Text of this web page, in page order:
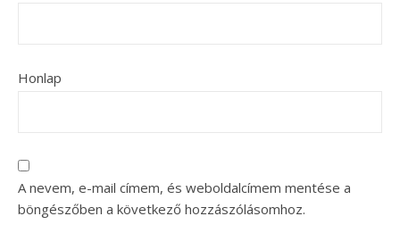
Honlap
A nevem, e-mail címem, és weboldalcímem mentése a
böngészőben a következő hozzászólásomhoz.